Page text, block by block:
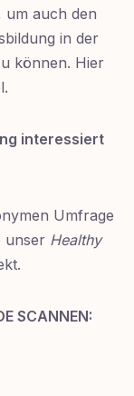
um auch den
in der
können. Hier
interessiert
Umfrage
unser Healthy
SCANNEN: